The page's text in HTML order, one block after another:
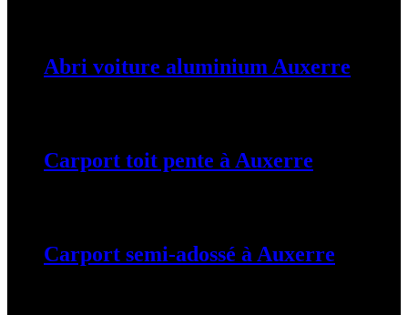
Abri voiture aluminium Auxerre
Carport toit pente à Auxerre
Carport semi-adossé à Auxerre